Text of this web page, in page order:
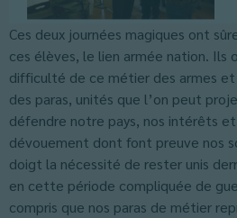
Ces deux journées magiques ont
ces élèves, le lien armée nation. Ils
difficulté de ce métier des armes
des paras, unités que l’on peut
défendre notre pays, nos intérêts
dévouement dont font preuve nos
doigt la nécessité de rester unis
en cette période compliquée de
compris que nos paras de métier